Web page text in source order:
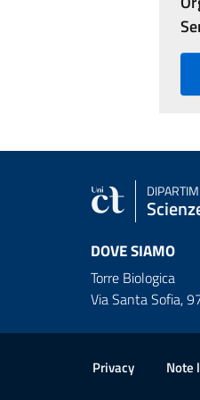
DOVE SIAMO
Torre Biologica
Via Santa Sofia,
Privacy Note